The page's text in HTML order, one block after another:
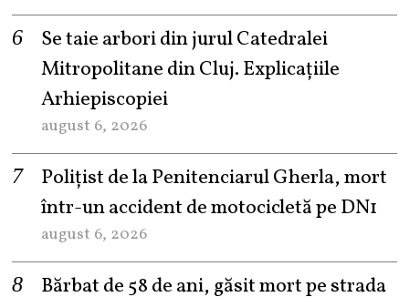
Se taie arbori din jurul Catedralei
Mitropolitane din Cluj. Explicațiile
Arhiepiscopiei
august 6, 2026
Polițist de la Penitenciarul Gherla, mort
într-un accident de motocicletă pe DN1
august 6, 2026
Bărbat de 58 de ani, găsit mort pe strada